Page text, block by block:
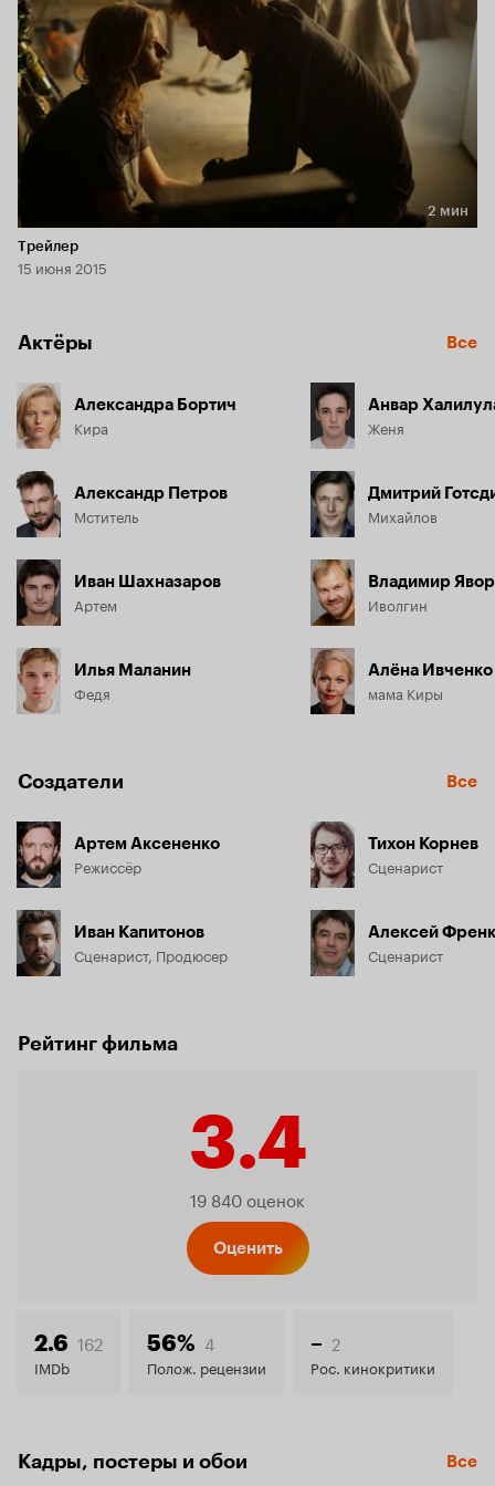
Длительность 2 мин
2 мин
Трейлер
15 июня 2015
Актёры Все
Александра Бортич
Кира
Александр Петров
Мститель
Иван Шахназаров
Артем
Илья Маланин
Федя
Анвар
Женя
Дмитрий
Михайлов
Владимир
Иволгин
Алёна Ивченко
мама Киры
Создатели Все
Артем Аксененко
Режиссёр
Иван Капитонов
Сценарист, Продюсер
Тихон Корнев
Сценарист
Алексей
Сценарист
Рейтинг фильма
3.4
Рейтинг
3.4
19 840 оценок
Оценить
2.6 162
IMDb
56% 4
Полож. рецензии
– 2
Рос. кинокритики
Кадры, постеры и обои Все